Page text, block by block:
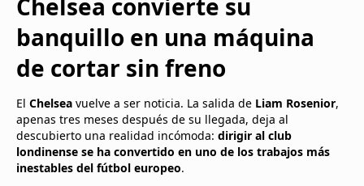
Chelsea convierte su
banquillo en una máquina
de cortar sin freno
El Chelsea vuelve a ser noticia. La salida de Liam Rosenior,
apenas tres meses después de su llegada, deja al
descubierto una realidad incómoda: dirigir al club
londinense se ha convertido en uno de los trabajos más
inestables del fútbol europeo.